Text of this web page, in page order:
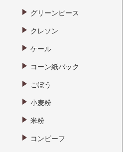
グリーンピース
クレソン
ケール
コーン紙パック
ごぼう
小麦粉
米粉
コンビーフ